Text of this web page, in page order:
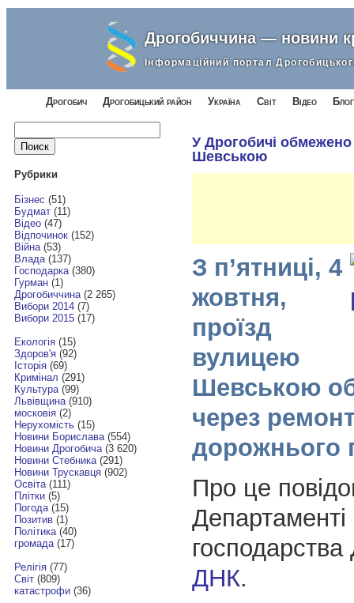
Дрогобиччина — новини
Інформаційний портал
Дрогобич Дрогобицький район Україна Світ Відео
Найти:
Рубрики
Бізнес (51)
Будмат(11)
Відео(47)
Відпочинок(152)
Війна(53)
Влада(137)
Господарка(380)
Гурман(1)
Дрогобиччина(2 265)
Вибори 2014(7)
Вибори 2015(17)
Екологія(15)
Здоров'я(92)
Історія(69)
Кримінал (291)
Культура(99)
Львівщина(910)
московія(2)
Нерухомість(15)
Новини Борислава(554)
Новини Дрогобича(3 620)
Новини Стебника(291)
Новини Трускавця(902)
Освіта(111)
Плітки(5)
Погода(15)
Позитив(1)
Політика(40)
громада(17)
Релігія(77)
Світ(809)
катастрофи(36)
У Дрогобичі
Шевською
З п’ятниці, 4
жовтня,
проїзд
вулицею
Шевською
через
дорожнього
Про це
Департаменті
ДНК.